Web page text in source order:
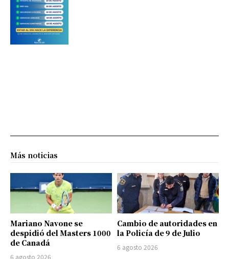
Más noticias
Mariano Navone se
despidió del Masters 1000
de Canadá
6 agosto 2026
Cambio de autoridades en
la Policía de 9 de Julio
6 agosto 2026